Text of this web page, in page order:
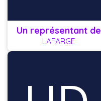
Un représentant de
LAFARGE